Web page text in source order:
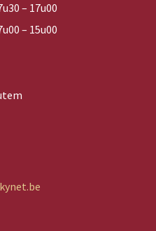
– 17u00
– 15u00